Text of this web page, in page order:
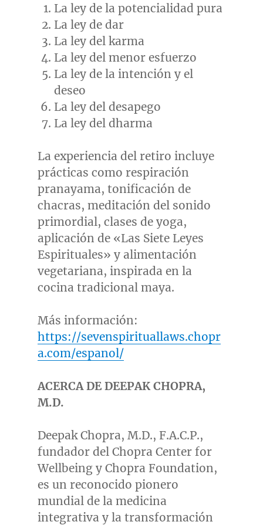
La ley de la potencialidad pura
La ley de dar
La ley del karma
La ley del menor esfuerzo
La ley de la intención y el
deseo
La ley del desapego
La ley del dharma
La experiencia del retiro incluye
prácticas como respiración
pranayama, tonificación de
chacras, meditación del sonido
primordial, clases de yoga,
aplicación de «Las Siete Leyes
Espirituales» y alimentación
vegetariana, inspirada en la
cocina tradicional maya.
Más información:
https://sevenspirituallaws.chopr
a.com/espanol/
ACERCA DE DEEPAK CHOPRA,
M.D.
Deepak Chopra, M.D., F.A.C.P.,
fundador del Chopra Center for
Wellbeing y Chopra Foundation,
es un reconocido pionero
mundial de la medicina
integrativa y la transformación